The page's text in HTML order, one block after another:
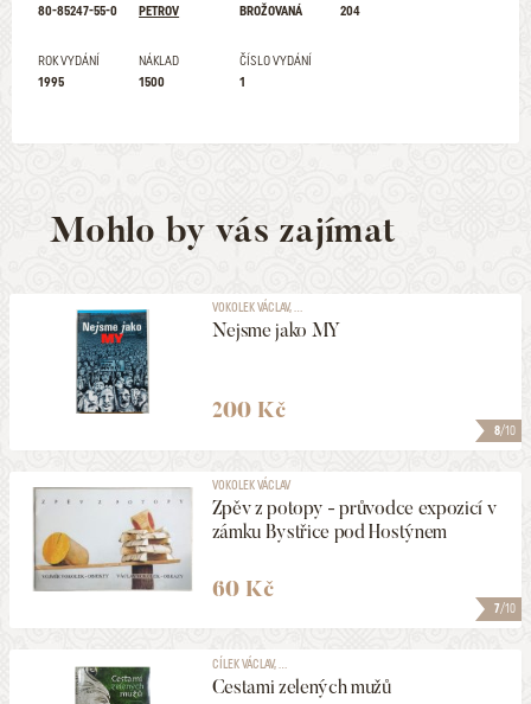
80-85247-55-0
PETROV
BROŽOVANÁ
204
ROK VYDÁNÍ
1995
NÁKLAD
1500
ČÍSLO VYDÁNÍ
1
Mohlo by vás zajímat
8/10
VOKOLEK VÁCLAV, ...
Nejsme jako MY
200 Kč
7/10
VOKOLEK VÁCLAV
Zpěv z potopy - průvodce expozicí v
zámku Bystřice pod Hostýnem
60 Kč
CÍLEK VÁCLAV, ...
Cestami zelených mužů